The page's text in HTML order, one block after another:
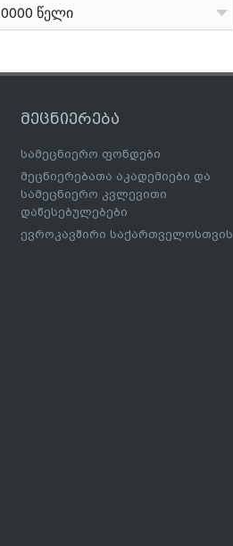
0000 წელი
მეცნიერება
სამეცნიერო ფონდები
მეცნიერებათა აკადემიები და
სამეცნიერო კვლევითი
დაწესებულებები
ევროკავშირი საქართველოსთვის